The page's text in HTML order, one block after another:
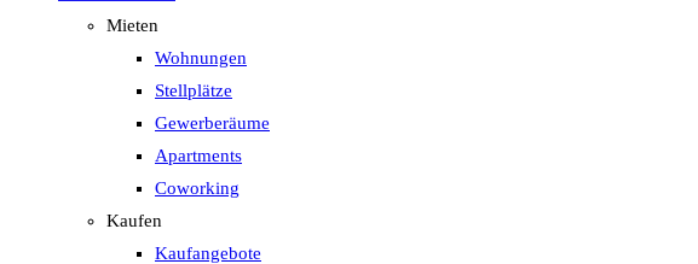
Mieten
Wohnungen
Stellplätze
Gewerberäume
Apartments
Coworking
Kaufen
Kaufangebote